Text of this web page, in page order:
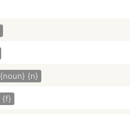
{noun} {n}
{f}